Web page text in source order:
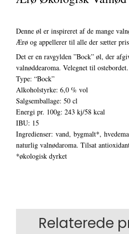
Denne øl er inspireret af de mange
Ærø og appellerer til alle der sætter
Det er en ravgylden ”Bock” øl, der
valnøddearoma. Velegnet til ostebordet.
Type: “Bock”
Alkoholstyrke: 6,0 % vol
Salgsemballage: 50 cl
Energi pr. 100g: 243 kj/58 kcal
IBU: 15
Ingredienser: vand, bygmalt*,
naturlig valnødaroma. Tilsat
*økologisk dyrket
Relaterede